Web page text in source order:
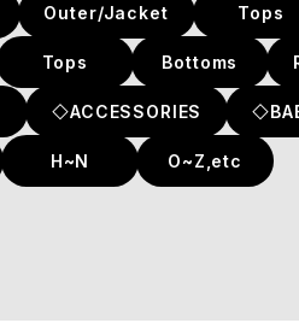
Outer/Jacket Tops
Tops Bottoms
◇ACCESSORIES
H~N O~Z,etc